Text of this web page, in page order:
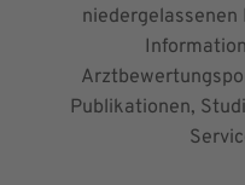
Publikationen,